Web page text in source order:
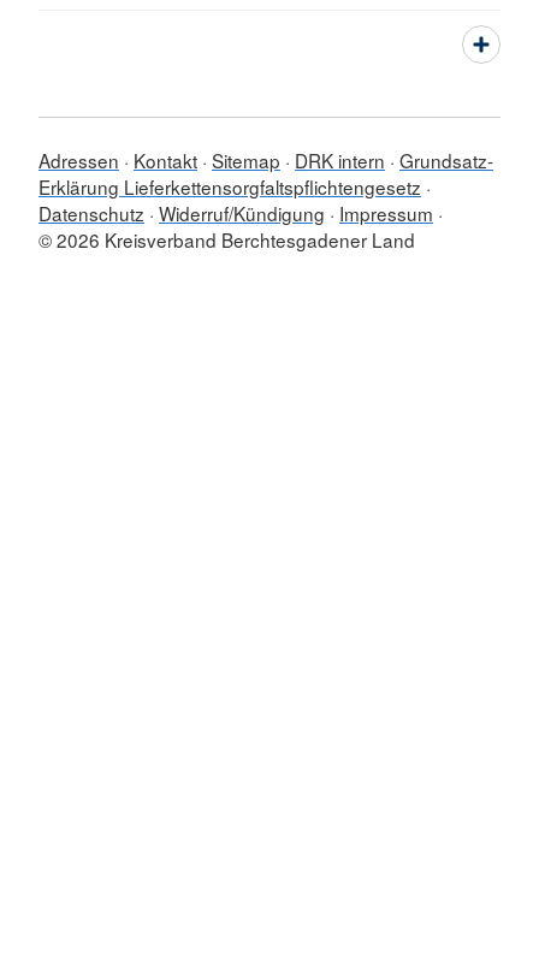
Adressen Kontakt Sitemap DRK intern Grundsatz-
Erklärung Lieferkettensorgfaltspflichtengesetz
Datenschutz Widerruf/Kündigung
Impressum
© 2026 Kreisverband Berchtesgadener Land